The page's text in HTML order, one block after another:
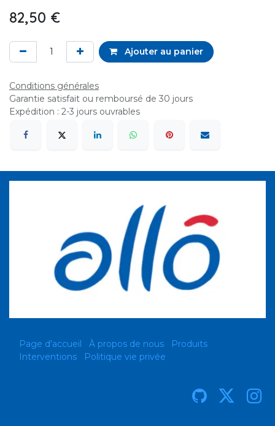
82,50 €
Ajouter au panier
Conditions générales
Garantie satisfait ou remboursé de 30 jours
Expédition : 2-3 jours ouvrables
Page d'accueil À propos de nous
Produits
Interventions
Politique vie privée